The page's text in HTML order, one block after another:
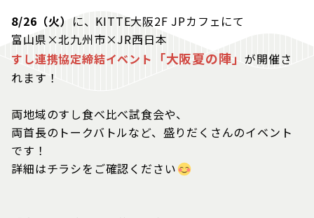
8/26（火） に、KITTE大阪2F JPカフェにて
富山県×北九州市×JR西日本
すし連携協定締結イベント 「大阪夏の陣」が開催さ
れます！
両地域のすし食べ比べ試食会や、
両首長のトークバトルなど、盛りだくさんのイベント
です！
詳細はチラシをご確認ください